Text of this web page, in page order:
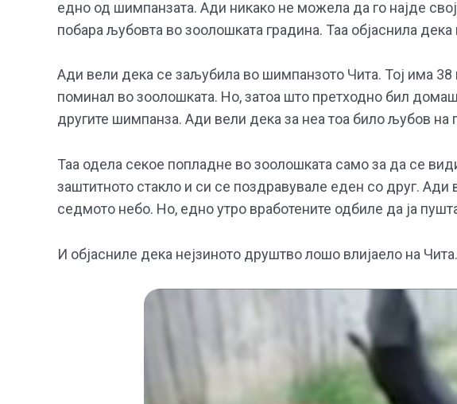
едно од шимпанзата. Ади никако не можела да го најде
побара љубовта во зоолошката градина. Таа објаснила
Ади вели дека се заљубила во шимпанзото Чита. Тој има
поминал во зоолошката. Но, затоа што претходно бил
другите шимпанза. Ади вели дека за неа тоа било љубов на
Таа одела секое попладне во зоолошката само за да се
заштитното стакло и си се поздравувале еден со друг. Ади
седмото небо. Но, едно утро вработените одбиле да ја
И објасниле дека нејзиното друштво лошо влијаело на Чита.